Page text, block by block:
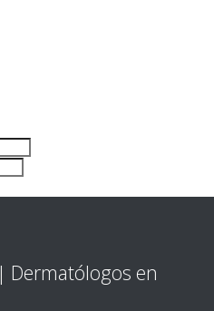
Dermatólogos en